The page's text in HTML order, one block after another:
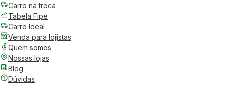
Carro na troca
Tabela Fipe
Carro Ideal
Venda para lojistas
Quem somos
Nossas lojas
Blog
Dúvidas